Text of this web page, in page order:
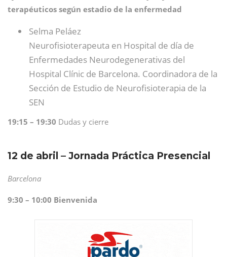
terapéuticos según estadio de la enfermedad
Selma Peláez
Neurofisioterapeuta en Hospital de día de
Enfermedades Neurodegenerativas del
Hospital Clínic de Barcelona. Coordinadora de la
Sección de Estudio de Neurofisioterapia de la
SEN
19:15 – 19:30 Dudas y cierre
12 de abril – Jornada Práctica Presencial
Barcelona
9:30 – 10:00 Bienvenida